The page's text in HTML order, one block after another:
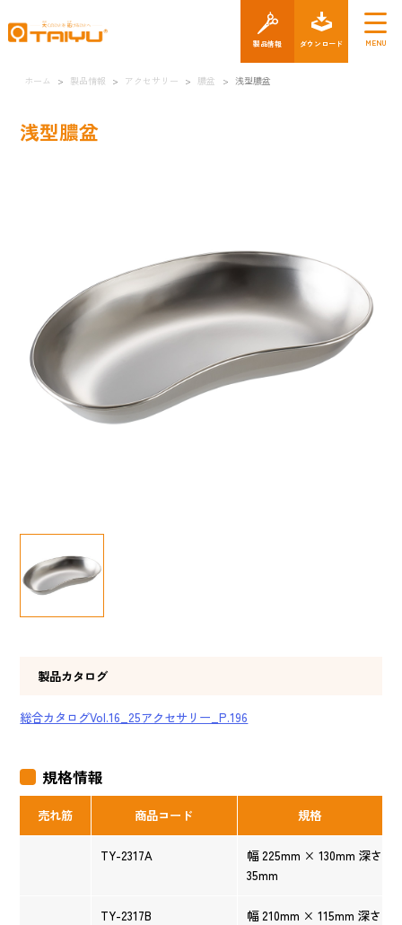
ホーム > 製品情報 > アクセサリー > 膿盆 > 浅型膿盆
浅型膿盆
製品カタログ
総合カタログVol.16_25アクセサリー_P.196
規格情報
売れ筋 商品コード 規格
TY-2317A
幅 225mm × 130mm 深さ
35mm
TY-2317B
幅 210mm × 115mm 深さ